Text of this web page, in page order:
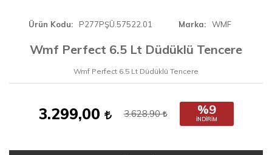
Ürün Kodu P277PŞÜ.57522.01 Marka WMF
Wmf Perfect 6.5 Lt Düdüklü Tencere
Wmf Perfect 6.5 Lt Düdüklü Tencere
3.299,00 3.628,90 %9
İNDIRIM